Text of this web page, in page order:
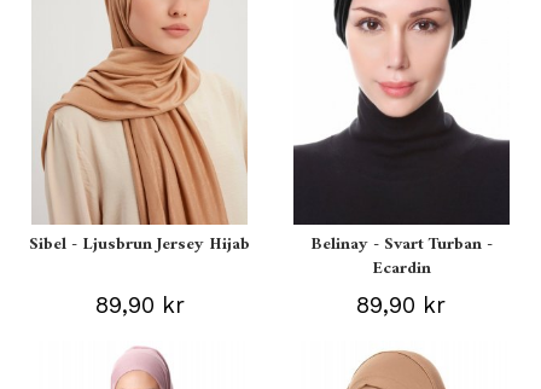
Sibel - Ljusbrun Jersey Hijab
89,90 kr
Belinay - Svart Turban -
Ecardin
89,90 kr